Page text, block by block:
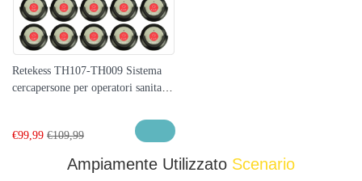
Retekess TH107-TH009 Sistema
cercapersone per operatori sanitari
infermieristiche, case di cura
€99,99 €109,99
Ampiamente Utilizzato Scenario